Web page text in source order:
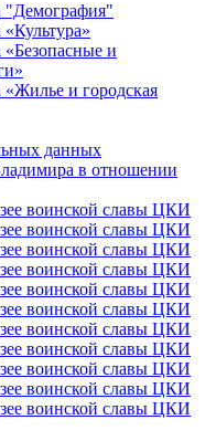
"Демография"
«Безопасные и
«Жилье и городская
данных
в отношении
воинской славы ЦКИ
воинской славы ЦКИ
воинской славы ЦКИ
воинской славы ЦКИ
воинской славы ЦКИ
воинской славы ЦКИ
воинской славы ЦКИ
воинской славы ЦКИ
воинской славы ЦКИ
воинской славы ЦКИ
воинской славы ЦКИ